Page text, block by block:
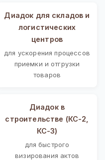
Диадок для складов и
логистических
центров
для ускорения процессов
приемки и отгрузки
товаров
Диадок в
строительстве (КС-2,
КС-3)
для быстрого
визирования актов